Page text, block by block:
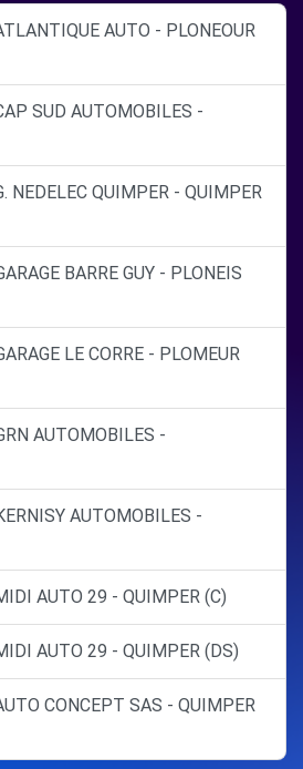
AUTO - PLONEOUR
SUD AUTOMOBILES -
NEDELEC QUIMPER - QUIMPER
BARRE GUY - PLONEIS
LE CORRE - PLOMEUR
AUTOMOBILES -
AUTOMOBILES -
AUTO 29 - QUIMPER (C)
AUTO 29 - QUIMPER (DS)
CONCEPT SAS - QUIMPER